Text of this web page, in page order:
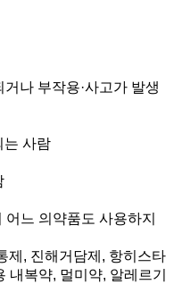
나 부작용·사고가 발생
는 사람
느 의약품도 사용하지
제, 진해거담제, 항히스타
내복약, 멀미약, 알레르기